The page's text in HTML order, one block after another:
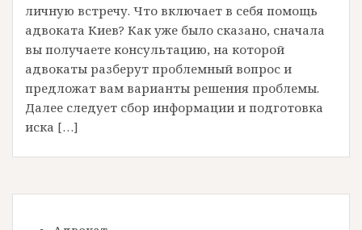
личную встречу. Что включает в себя помощь
адвоката Киев? Как уже было сказано, сначала
вы получаете консультацию, на которой
адвокаты разберут проблемный вопрос и
предложат вам варианты решения проблемы.
Далее следует сбор информации и подготовка
иска […]